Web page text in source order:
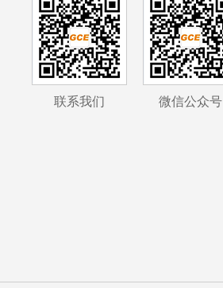
联系我们 微信公众号